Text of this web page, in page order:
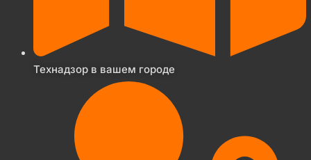
Технадзор в вашем городе